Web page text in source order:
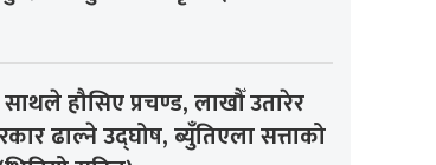
हौसिए प्रचण्ड, लाखौँ उतारेर
ढाल्ने उद्घोष, ब्युँतिएला सत्ताको